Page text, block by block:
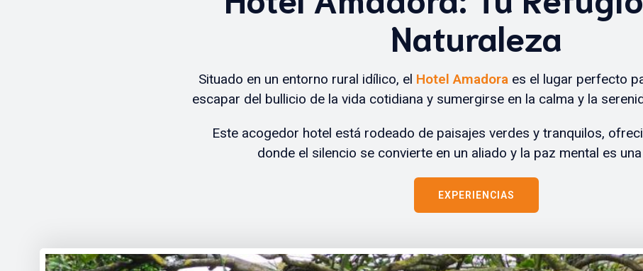
Naturaleza
Situado en un entorno rural idílico, el Hotel Amadoraes el lugar perfecto
escapar del bullicio de la vida cotidiana y sumergirse en la calma y la
Este acogedor hotel está rodeado de paisajes verdes y tranquilos,
donde el silencio se convierte en un aliado y la paz mental es
EXPERIENCIAS